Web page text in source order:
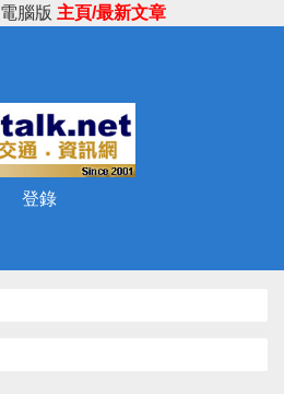
電腦版 主頁/最新文章
登錄